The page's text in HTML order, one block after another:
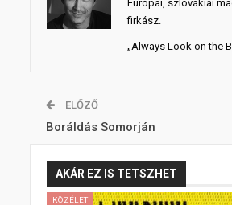
Európai, szlovákiai
firkász.
„Always Look on the
ELŐZŐ
Boráldás Somorján
AKÁR EZ IS TETSZHET
KÖZÉLET